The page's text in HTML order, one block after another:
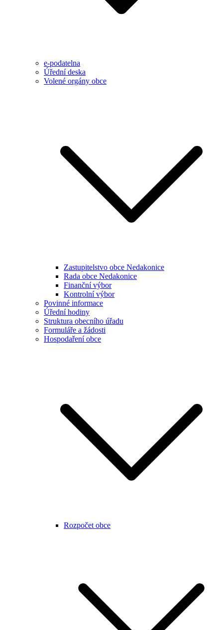
e-podatelna
Úřední deska
Volené orgány obce
Zastupitelstvo obce Nedakonice
Rada obce Nedakonice
Finanční výbor
Kontrolní výbor
Povinné informace
Úřední hodiny
Struktura obecního úřadu
Formuláře a žádosti
Hospodaření obce
Rozpočet obce